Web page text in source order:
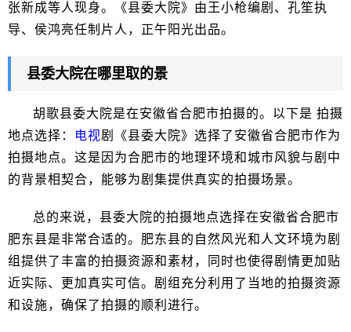
张新成等人现身。《县委大院》由王小枪编剧、孔笙执
导、侯鸿亮任制片人，正午阳光出品。
县委大院在哪里取的景
胡歌县委大院是在安徽省合肥市拍摄的。以下是 拍摄
地点选择：
电视剧《县委大院》选择了安徽省合肥市作为
拍摄地点。这是因为合肥市的地理环境和城市风貌与剧中
的背景相契合，能够为剧集提供真实的拍摄场景。
总的来说，县委大院的拍摄地点选择在安徽省合肥市
肥东县是非常合适的。肥东县的自然风光和人文环境为剧
组提供了丰富的拍摄资源和素材，同时也使得剧情更加贴
近实际、更加真实可信。剧组充分利用了当地的拍摄资源
和设施，确保了拍摄的顺利进行。